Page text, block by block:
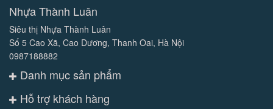
Nhựa Thành Luân
Siêu thị Nhựa Thành Luân
Số 5 Cao Xã, Cao Dương, Thanh Oai, Hà Nội
0987188882
Danh mục sản phẩm
Hỗ trợ khách hàng